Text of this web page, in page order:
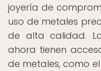
joyería de
uso de metales
de alta calidad.
ahora tienen
de metales, como